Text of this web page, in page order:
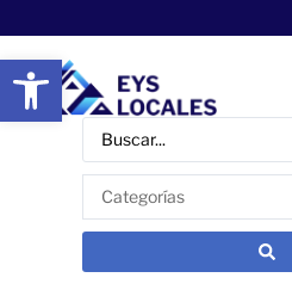
Abrir barra de herramientas